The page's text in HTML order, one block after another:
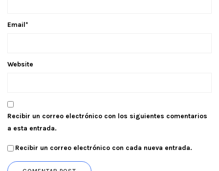
Email*
Website
Recibir un correo electrónico con los siguientes comentarios
a esta entrada.
Recibir un correo electrónico con cada nueva entrada.